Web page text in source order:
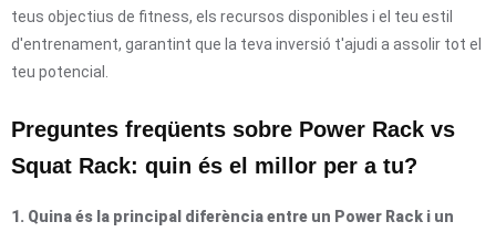
teus objectius de fitness, els recursos disponibles i el teu estil
d'entrenament, garantint que la teva inversió t'ajudi a assolir tot el
teu potencial.
Preguntes freqüents sobre Power Rack vs
Squat Rack: quin és el millor per a tu?
1. Quina és la principal diferència entre un Power Rack i un